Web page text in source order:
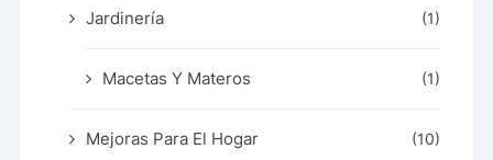
Jardinería (1)
Macetas Y Materos (1)
Mejoras Para El Hogar (10)